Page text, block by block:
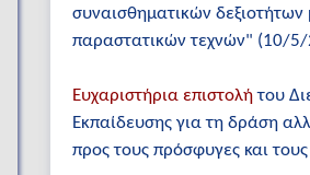
συναισθηματικών
παραστατικών τεχνών" (10/
Ευχαριστήρια επιστολήτου
Εκπαίδευσης για τη δράση
προς τους πρόσφυγες και